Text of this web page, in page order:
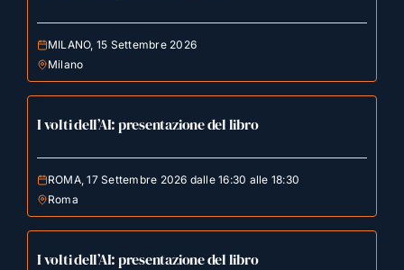
MILANO, 15 Settembre 2026
Milano
I volti dell’AI: presentazione del libro
ROMA, 17 Settembre 2026 dalle 16:30 alle 18:30
Roma
I volti dell’AI: presentazione del libro